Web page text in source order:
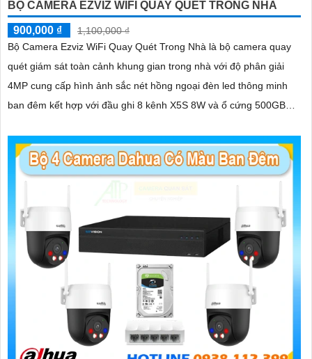
biết để được tư vấn chi tiết hơn. Chúc bạn thành công!
BỘ CAMERA EZVIZ WIFI QUAY QUÉT TRONG NHÀ
900,000 ₫
1,100,000 ₫
Bộ Camera Ezviz WiFi Quay Quét Trong Nhà là bộ camera quay
quét giám sát toàn cảnh khung gian trong nhà với độ phân giải
4MP cung cấp hình ảnh sắc nét hồng ngoại đèn led thông minh
ban đêm kết hợp với đầu ghi 8 kênh X5S 8W và ổ cứng 500GB